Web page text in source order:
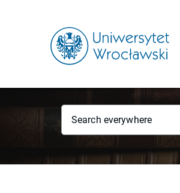
Search everywhere